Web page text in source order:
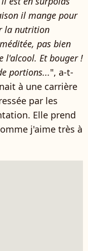
il mange pour
la nutrition
pas bien
l'alcool. Et bouger !
portions...", a-t-
à une carrière
par les
Elle prend
j'aime très à